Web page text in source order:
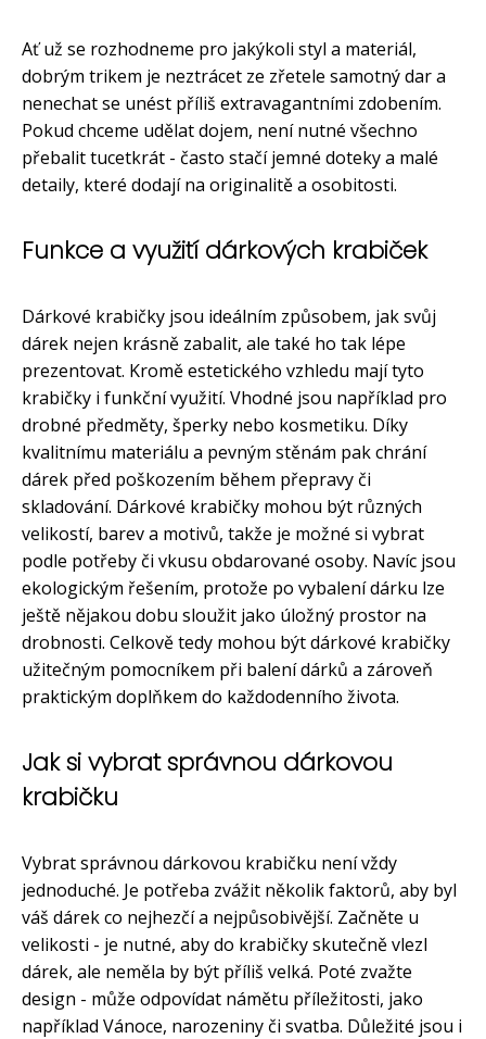
Ať už se rozhodneme pro jakýkoli styl a materiál,
dobrým trikem je neztrácet ze zřetele samotný dar a
nenechat se unést příliš extravagantními zdobením.
Pokud chceme udělat dojem, není nutné všechno
přebalit tucetkrát - často stačí jemné doteky a malé
detaily, které dodají na originalitě a osobitosti.
Funkce a využití dárkových krabiček
Dárkové krabičky jsou ideálním způsobem, jak svůj
dárek nejen krásně zabalit, ale také ho tak lépe
prezentovat. Kromě estetického vzhledu mají tyto
krabičky i funkční využití. Vhodné jsou například pro
drobné předměty, šperky nebo kosmetiku. Díky
kvalitnímu materiálu a pevným stěnám pak chrání
dárek před poškozením během přepravy či
skladování. Dárkové krabičky mohou být různých
velikostí, barev a motivů, takže je možné si vybrat
podle potřeby či vkusu obdarované osoby. Navíc jsou
ekologickým řešením, protože po vybalení dárku lze
ještě nějakou dobu sloužit jako úložný prostor na
drobnosti. Celkově tedy mohou být dárkové krabičky
užitečným pomocníkem při balení dárků a zároveň
praktickým doplňkem do každodenního života.
Jak si vybrat správnou dárkovou
krabičku
Vybrat správnou dárkovou krabičku není vždy
jednoduché. Je potřeba zvážit několik faktorů, aby byl
váš dárek co nejhezčí a nejpůsobivější. Začněte u
velikosti - je nutné, aby do krabičky skutečně vlezl
dárek, ale neměla by být příliš velká. Poté zvažte
design - může odpovídat námětu příležitosti, jako
například Vánoce, narozeniny či svatba. Důležité jsou i